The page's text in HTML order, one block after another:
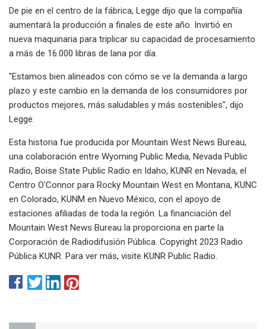
De pie en el centro de la fábrica, Legge dijo que la compañía
aumentará la producción a finales de este año. Invirtió en
nueva maquinaria para triplicar su capacidad de procesamiento
a más de 16.000 libras de lana por día.
"Estamos bien alineados con cómo se ve la demanda a largo
plazo y este cambio en la demanda de los consumidores por
productos mejores, más saludables y más sostenibles", dijo
Legge.
Esta historia fue producida por Mountain West News Bureau,
una colaboración entre Wyoming Public Media, Nevada Public
Radio, Boise State Public Radio en Idaho, KUNR en Nevada, el
Centro O'Connor para Rocky Mountain West en Montana, KUNC
en Colorado, KUNM en Nuevo México, con el apoyo de
estaciones afiliadas de toda la región. La financiación del
Mountain West News Bureau la proporciona en parte la
Corporación de Radiodifusión Pública. Copyright 2023 Radio
Pública KUNR. Para ver más, visite KUNR Public Radio.